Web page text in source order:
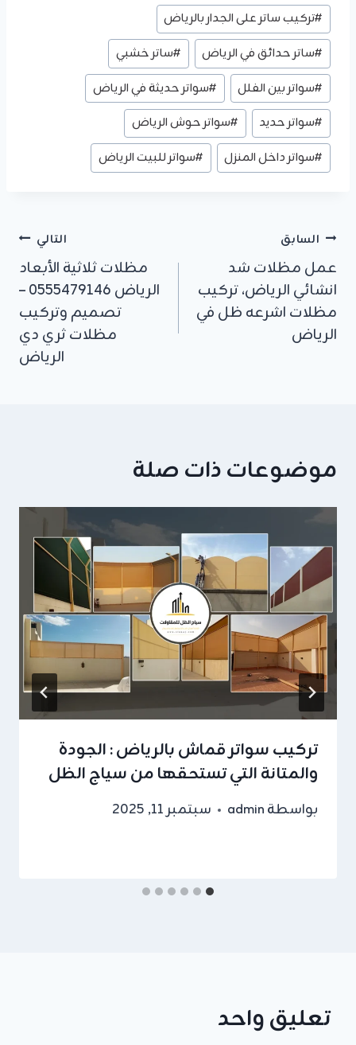
#تركيب ساتر على الجدار بالرياض
#ساتر حدائق في الرياض #ساتر خشبي
#سواتر بين الفلل #سواتر حديثة في الرياض
#سواتر حديد #سواتر حوش الرياض
#سواتر داخل المنزل #سواتر للبيت الرياض
تصفّح
المقالات
السابق
عمل مظلات شد
انشائي الرياض، تركيب
مظلات اشرعه ظل في
الرياض
التالي
مظلات ثلاثية الأبعاد
الرياض 0555479146 –
تصميم وتركيب
مظلات ثري دي
الرياض
موضوعات ذات صلة
تركيب سواتر قماش بالرياض : الجودة
والمتانة التي تستحقها من سياج الظل
بواسطةadmin سبتمبر 11, 2025
تعليق واحد